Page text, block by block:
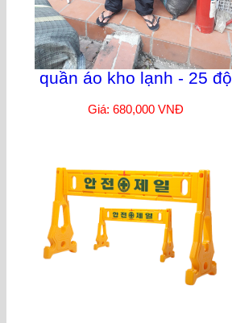
quần áo kho lạnh - 25 độ
Giá: 680,000 VNĐ